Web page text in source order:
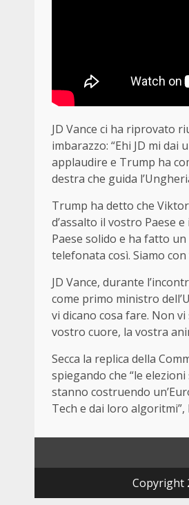
JD Vance ci ha riprovato
imbarazzo: “Ehi JD mi
applaudire e Trump ha
destra che guida
Trump ha detto che
d’assalto il vostro Paese
Paese solido e ha fatto
telefonata così. Siamo
JD Vance, durante
come primo ministro
vi dicano cosa fare. Non
vostro cuore, la vostra
Secca la replica della
spiegando che “le
stanno costruendo
Tech e dai loro
Copyright